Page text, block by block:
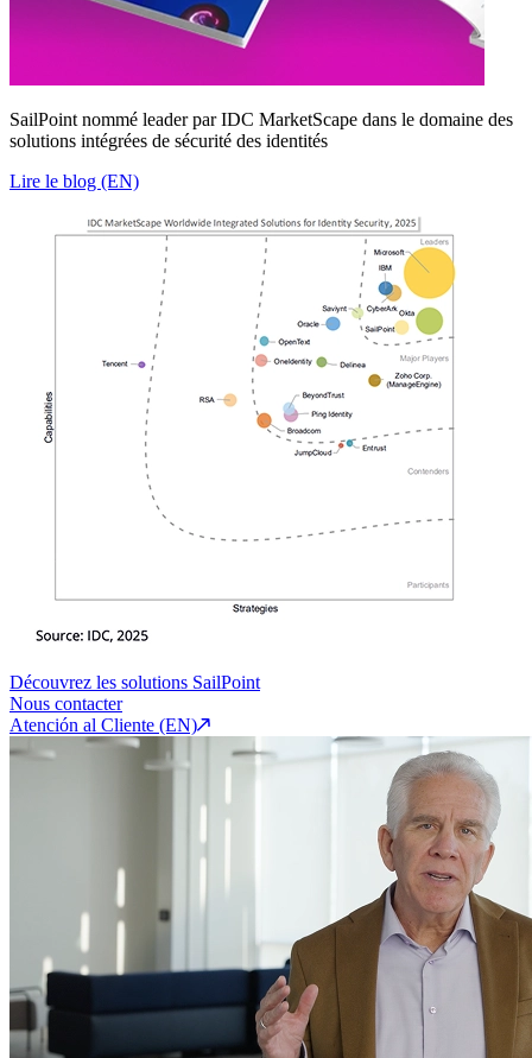
SailPoint nommé leader par IDC MarketScape dans le domaine des
solutions intégrées de sécurité des identités
Lire le blog (EN)
Découvrez les solutions SailPoint
Nous contacter
Atención al Cliente (EN)